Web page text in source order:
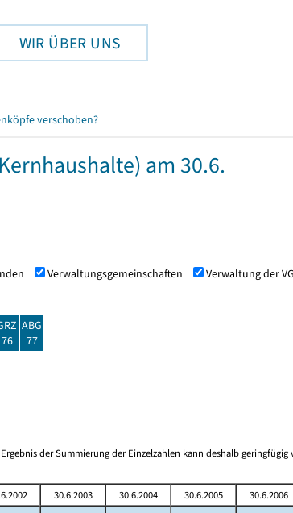
WIR ÜBER UNS
verschoben?
am 30.6.
Verwaltungsgemeinschaften Verwaltung der
76
ABG
77
der Summierung der Einzelzahlen kann deshalb
30.6.2003 30.6.2004 30.6.2005 30.6.2006